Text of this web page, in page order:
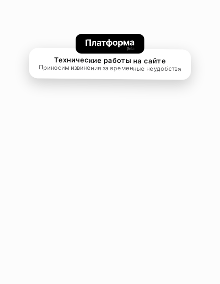
Технические работы на сайте
Приносим извинения за временные неудобства